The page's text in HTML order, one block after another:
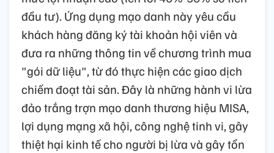
đầu tư). Ứng dụng mạo danh này yêu cầu
khách hàng đăng ký tài khoản hội viên và
đưa ra những thông tin về chương trình mua
"gói dữ liệu", từ đó thực hiện các giao dịch
chiếm đoạt tài sản. Đây là những hành vi lừa
đảo trắng trợn mạo danh thương hiệu MISA,
lợi dụng mạng xã hội, công nghệ tinh vi, gây
thiệt hại kinh tế cho người bị lừa và gây tổn